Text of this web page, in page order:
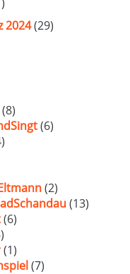
2024(29)
(8)
(6)
(2)
(13)
(6)
(1)
(7)